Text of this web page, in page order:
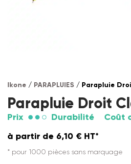
Ikone / PARAPLUIES / Parapluie
Parapluie Droit
Prix Durabilité
Coût
à partir de 6,10 € HT*
* pour 1000 pièces sans marquage